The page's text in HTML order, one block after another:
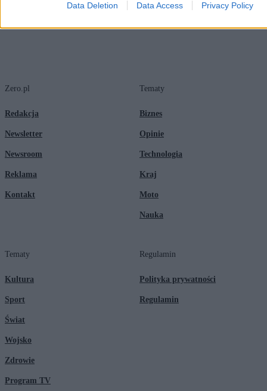
Data Deletion Data Access Privacy Policy
Zero.pl
Redakcja
Newsletter
Newsroom
Reklama
Kontakt
Tematy
Biznes
Opinie
Technologia
Kraj
Moto
Nauka
Tematy
Kultura
Sport
Świat
Wojsko
Zdrowie
Program TV
Regulamin
Polityka prywatności
Regulamin